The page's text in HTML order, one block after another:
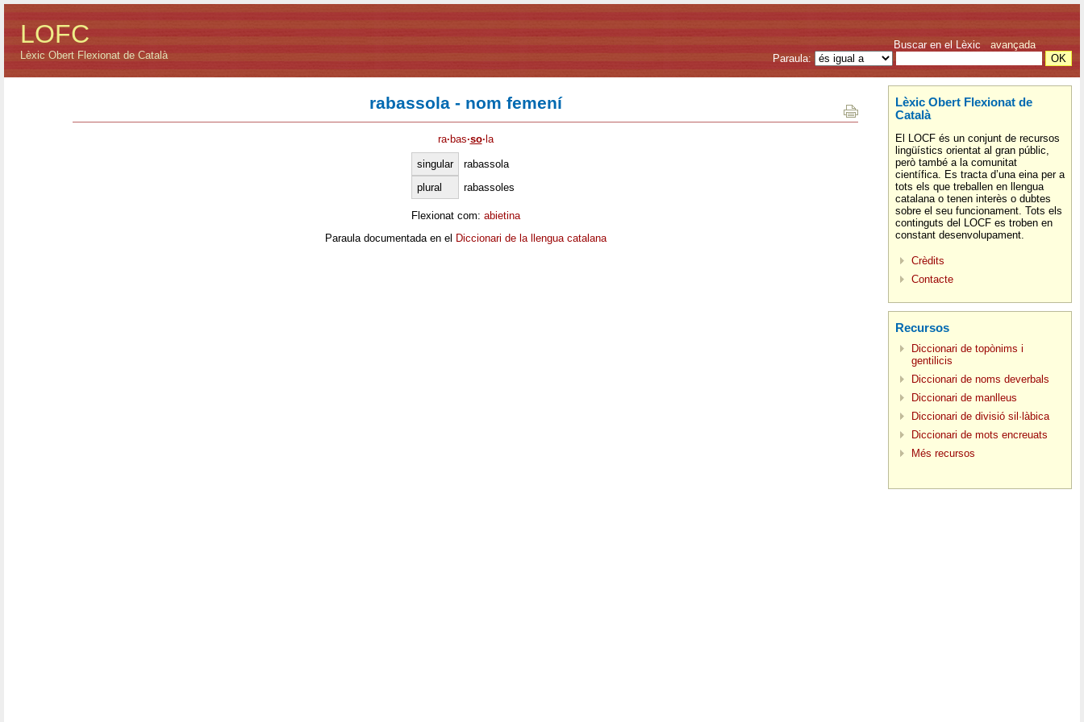
LOFC
Lèxic Obert Flexionat de Català
Buscar en el Lèxic avançada
Paraula:
rabassola - nom femení
ra· bas·so· la
singular
rabassola
plural
rabassoles
Flexionat com: abietina
Paraula documentada en el Diccionari de la llengua catalana
Lèxic Obert Flexionat de
Català
El LOCF és un conjunt de recursos
lingüístics orientat al gran públic,
però també a la comunitat
científica. Es tracta d’una eina per a
tots els que treballen en llengua
catalana o tenen interès o dubtes
sobre el seu funcionament. Tots els
continguts del LOCF es troben en
constant desenvolupament.
Crèdits
Contacte
Recursos
Diccionari de topònims i
gentilicis
Diccionari de noms deverbals
Diccionari de manlleus
Diccionari de divisió sil·làbica
Diccionari de mots encreuats
Més recursos